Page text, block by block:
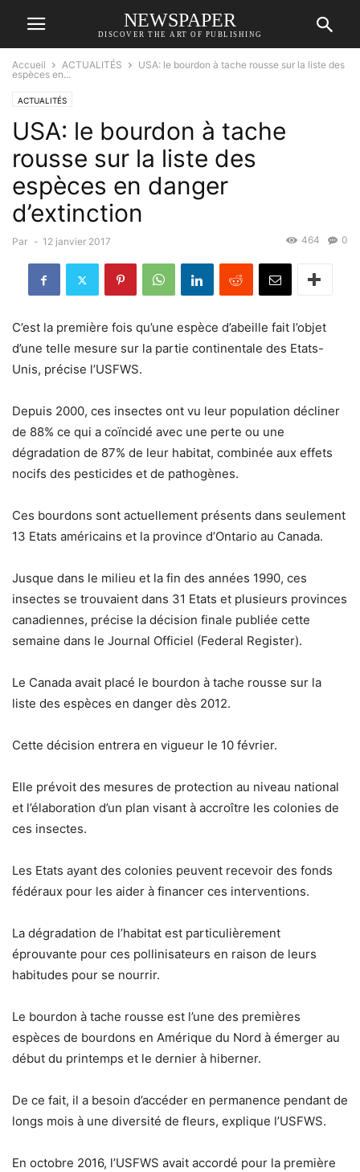
NEWSPAPER
DISCOVER THE ART OF PUBLISHING
Accueil ACTUALITÉS
USA: le bourdon à tache rousse sur la liste des
espèces en...
ACTUALITÉS
USA: le bourdon à tache
rousse sur la liste des
espèces en danger
d’extinction
Par - 12 janvier 2017 0
464
C’est la première fois qu’une espèce d’abeille fait l’objet
d’une telle mesure sur la partie continentale des Etats-
Unis, précise l’USFWS.
Depuis 2000, ces insectes ont vu leur population décliner
de 88% ce qui a coïncidé avec une perte ou une
dégradation de 87% de leur habitat, combinée aux effets
nocifs des pesticides et de pathogènes.
Ces bourdons sont actuellement présents dans seulement
13 Etats américains et la province d’Ontario au Canada.
Jusque dans le milieu et la fin des années 1990, ces
insectes se trouvaient dans 31 Etats et plusieurs provinces
canadiennes, précise la décision finale publiée cette
semaine dans le Journal Officiel (Federal Register).
Le Canada avait placé le bourdon à tache rousse sur la
liste des espèces en danger dès 2012.
Cette décision entrera en vigueur le 10 février.
Elle prévoit des mesures de protection au niveau national
et l’élaboration d’un plan visant à accroître les colonies de
ces insectes.
Les Etats ayant des colonies peuvent recevoir des fonds
fédéraux pour les aider à financer ces interventions.
La dégradation de l’habitat est particulièrement
éprouvante pour ces pollinisateurs en raison de leurs
habitudes pour se nourrir.
Le bourdon à tache rousse est l’une des premières
espèces de bourdons en Amérique du Nord à émerger au
début du printemps et le dernier à hiberner.
De ce fait, il a besoin d’accéder en permanence pendant de
longs mois à une diversité de fleurs, explique l’USFWS.
En octobre 2016, l’USFWS avait accordé pour la première